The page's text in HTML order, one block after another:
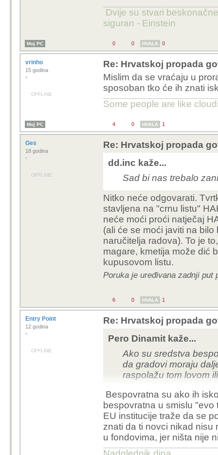
Dvije su stvari
siguran - Einstein
Moj PC 0 0 HVALA 0
vrinho
15 godina
OFFLINE
Re: Hrvatskoj propada
Mislim da se vraćaju u
sposoban tko će ih znati
Some people are like
Moj PC 4 0 HVALA 1
Ges
18 godina
OFFLINE
Re: Hrvatskoj propada
dd.inc kaže...
Sad bi nas trebalo
Nitko neće odgovarati.
stavljena na "crnu listu"
neće moći proći natječaj
(ali će se moći javiti na
naručitelja radova). To je
magare, kmetija može dić
kupusovom listu.
Poruka je uređivana zadnji put
6 0 HVALA 1
Entry Point
12 godina
OFFLINE
Re: Hrvatskoj propada
Pero Dinamit kaže...
Ako su sredstva
da gradovi moraju
raspolažu tom lovom
Bespovratna su ako ih
bespovratna u smislu "evo
EU institucije traže da se
znati da ti novci nikad nisu
u fondovima, jer ništa nije